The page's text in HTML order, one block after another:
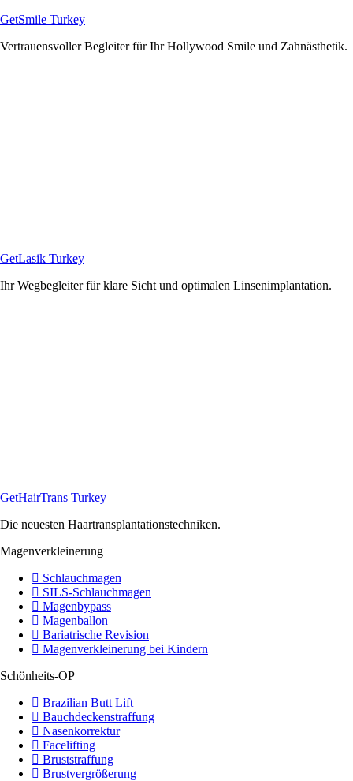
GetSmile Turkey
Vertrauensvoller Begleiter für Ihr Hollywood Smile und Zahnästhetik.
GetLasik Turkey
Ihr Wegbegleiter für klare Sicht und optimalen Linsenimplantation.
GetHairTrans Turkey
Die neuesten Haartransplantationstechniken.
Magenverkleinerung
Schlauchmagen
SILS-Schlauchmagen
Magenbypass
Magenballon
Bariatrische Revision
Magenverkleinerung bei Kindern
Schönheits-OP
Brazilian Butt Lift
Bauchdeckenstraffung
Nasenkorrektur
Facelifting
Bruststraffung
Brustvergrößerung